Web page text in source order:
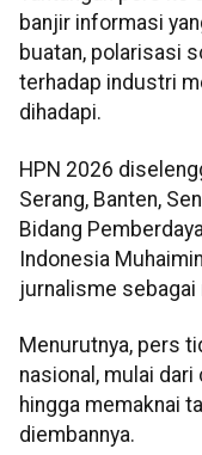
banjir informasi
buatan, polarisasi
terhadap industri
dihadapi.
HPN 2026
Serang, Banten,
Bidang
Indonesia
jurnalisme
Menurutnya, pers
nasional, mulai
hingga memaknai
diembannya.